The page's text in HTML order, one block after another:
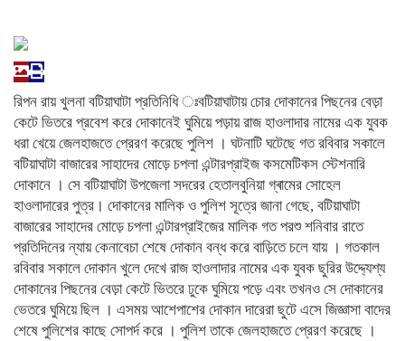
রিপন রায় খুলনা বটিয়াঘাটা প্রতিনিধি ঃবটিয়াঘাটায় চোর দোকানের পিছনের বেড়া
কেটে ভিতরে প্রবেশ করে দোকানেই ঘুমিয়ে পড়ায় রাজ হাওলাদার নামের এক যুবক
ধরা খেয়ে জেলহাজতে প্রেরণ করেছে পুলিশ । ঘটনাটি ঘটেছে গত রবিবার সকালে
বটিয়াঘাটা বাজারের সাহাদের মোড়ে চপলা এন্টারপ্রাইজ কসমেটিকস স্টেশনারি
দোকানে । সে বটিয়াঘাটা উপজেলা সদরের হেতালবুনিয়া গ্ৰামের সোহেল
হাওলাদারের পুত্র। দোকানের মালিক ও পুলিশ সূত্রে জানা গেছে, বটিয়াঘাটা
বাজারের সাহাদের মোড়ে চপলা এন্টারপ্রাইজের মালিক গত পরশু শনিবার রাতে
প্রতিদিনের ন্যায় কেনাবেচা শেষে দোকান বন্ধ করে বাড়িতে চলে যায় । গতকাল
রবিবার সকালে দোকান খুলে দেখে রাজ হাওলাদার নামের এক যুবক ছুরির উদ্দ্যেশ্য
দোকানের পিছনের বেড়া কেটে ভিতরে ঢুকে ঘুমিয়ে পড়ে এবং তখনও সে দোকানের
ভেতরে ঘুমিয়ে ছিল । এসময় আশেপাশের দোকান দারেরা ছুটে এসে জিজ্ঞাসা বাদের
শেষে পুলিশের কাছে সোপর্দ করে । পুলিশ তাকে জেলহাজতে প্রেরণ করেছে ।